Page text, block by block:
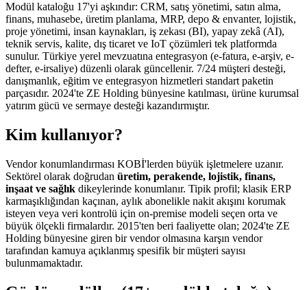
Modül kataloğu 17'yi aşkındır: CRM, satış yönetimi, satın alma,
finans, muhasebe, üretim planlama, MRP, depo & envanter, lojistik,
proje yönetimi, insan kaynakları, iş zekası (BI), yapay zekâ (AI),
teknik servis, kalite, dış ticaret ve IoT çözümleri tek platformda
sunulur. Türkiye yerel mevzuatına entegrasyon (e-fatura, e-arşiv, e-
defter, e-irsaliye) düzenli olarak güncellenir. 7/24 müşteri desteği,
danışmanlık, eğitim ve entegrasyon hizmetleri standart paketin
parçasıdır. 2024'te ZE Holding bünyesine katılması, ürüne kurumsal
yatırım gücü ve sermaye desteği kazandırmıştır.
Kim kullanıyor?
Vendor konumlandırması KOBİ'lerden büyük işletmelere uzanır.
Sektörel olarak doğrudan üretim, perakende, lojistik, finans,
inşaat ve sağlık dikeylerinde konumlanır. Tipik profil; klasik ERP
karmaşıklığından kaçınan, aylık abonelikle nakit akışını korumak
isteyen veya veri kontrolü için on-premise modeli seçen orta ve
büyük ölçekli firmalardır. 2015'ten beri faaliyette olan; 2024'te ZE
Holding bünyesine giren bir vendor olmasına karşın vendor
tarafından kamuya açıklanmış spesifik bir müşteri sayısı
bulunmamaktadır.